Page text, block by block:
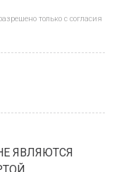
только с согласия
ЯВЛЯЮТСЯ